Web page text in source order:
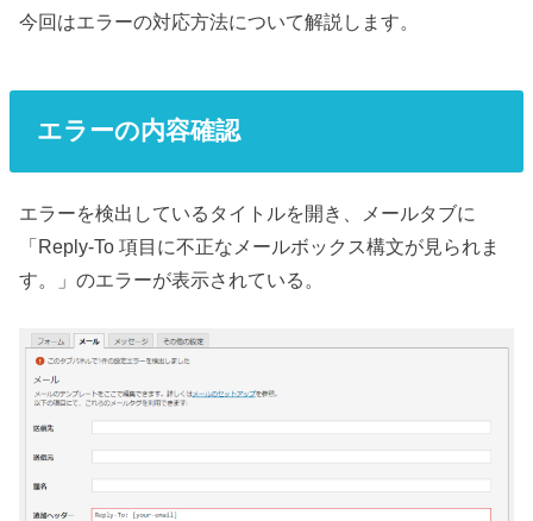
今回はエラーの対応方法について解説します。
エラーの内容確認
エラーを検出しているタイトルを開き、メールタブに
「Reply-To 項目に不正なメールボックス構文が見られま
す。」のエラーが表示されている。